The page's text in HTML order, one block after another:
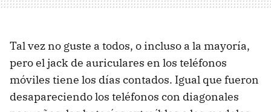
Tal vez no guste a todos, o incluso a la mayoría,
pero el jack de auriculares en los teléfonos
móviles tiene los días contados. Igual que fueron
desapareciendo los teléfonos con diagonales